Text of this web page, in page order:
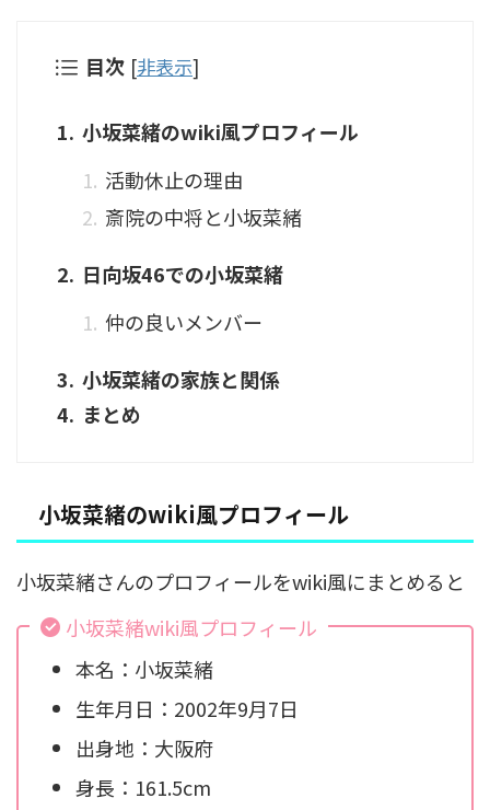
目次 [非表示]
小坂菜緒のwiki風プロフィール
活動休止の理由
斎院の中将と小坂菜緒
日向坂46での小坂菜緒
仲の良いメンバー
小坂菜緒の家族と関係
まとめ
小坂菜緒のwiki風プロフィール
小坂菜緒さんのプロフィールをwiki風にまとめると
小坂菜緒wiki風プロフィール
本名：小坂菜緒
生年月日：2002年9月7日
出身地：大阪府
身長：161.5cm